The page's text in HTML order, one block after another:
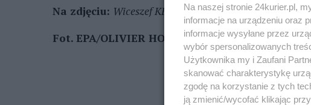
Na zdjęciu: Wiceszef KE Frans Timmermans
Fot. EPA/OLIVIER HOSLET
REKLAMA
Na naszej stronie 24kurier.pl,
informacje na urządzeniu oraz
informacje wysyłane przez
wybór spersonalizowanych
Użytkownika my i Zaufani
skanować charakterystykę
zgodę na korzystanie z tych
ją zmienić/wycofać klikając